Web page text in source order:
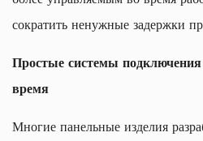
сократить ненужные задержки
Простые системы
время
Многие панельные изделия